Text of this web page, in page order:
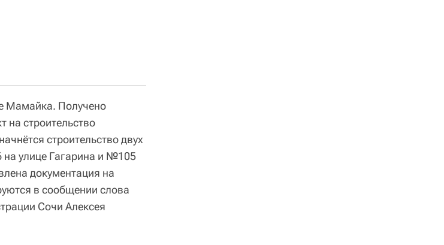
Мамайка. Получено
на строительство
строительство двух
на улице Гагарина и №105
документация на
в сообщении слова
Сочи Алексея